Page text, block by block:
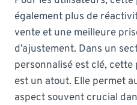
également plus de
vente et une meilleure
d’ajustement. Dans un
personnalisé est clé,
est un atout. Elle permet
aspect souvent crucial